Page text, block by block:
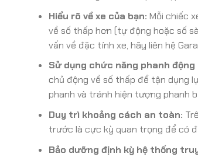
Hiểu rõ về xe của bạn: Mỗi chiếc
về số thấp hơn (tự động hoặc số
vấn về đặc tính xe, hãy liên hệ
Sử dụng chức năng phanh
chủ động về số thấp để tận dụng
phanh và tránh hiện tượng phanh
Duy trì khoảng cách an toàn:
trước là cực kỳ quan trọng để có
Bảo dưỡng định kỳ hệ thống